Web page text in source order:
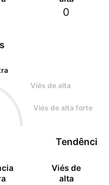
Viés de alta
Viés de alta forte
Tendência
Viés de
alta
0